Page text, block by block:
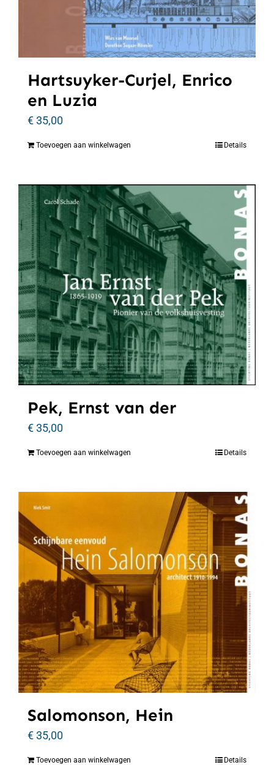
Hartsuyker-Curjel, Enrico
en Luzia
€35,00
Toevoegen aan winkelwagen Details
Pek, Ernst van der
€35,00
Toevoegen aan winkelwagen Details
Salomonson, Hein
€35,00
Toevoegen aan winkelwagen Details